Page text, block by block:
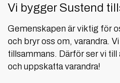
Vi bygger Sustend
Gemenskapen är viktig för
och bryr oss om, varandra.
tillsammans. Därför ser vi till
och uppskatta varandra!